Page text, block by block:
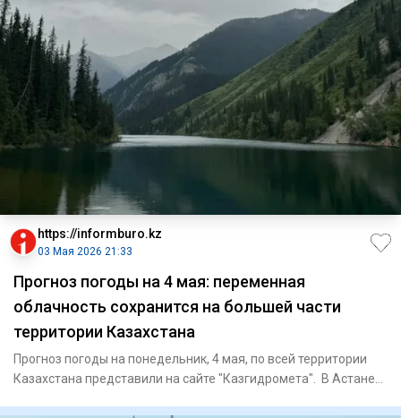
https://informburo.kz
03 Мая 2026 21:33
Прогноз погоды на 4 мая: переменная
облачность сохранится на большей части
территории Казахстана
Прогноз погоды на понедельник, 4 мая, по всей территории
Казахстана представили на сайте "Казгидромета". В Астане